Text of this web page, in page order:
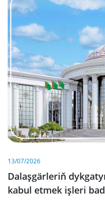
13/07/2026
Dalaşgärleriň
kabul etmek işleri